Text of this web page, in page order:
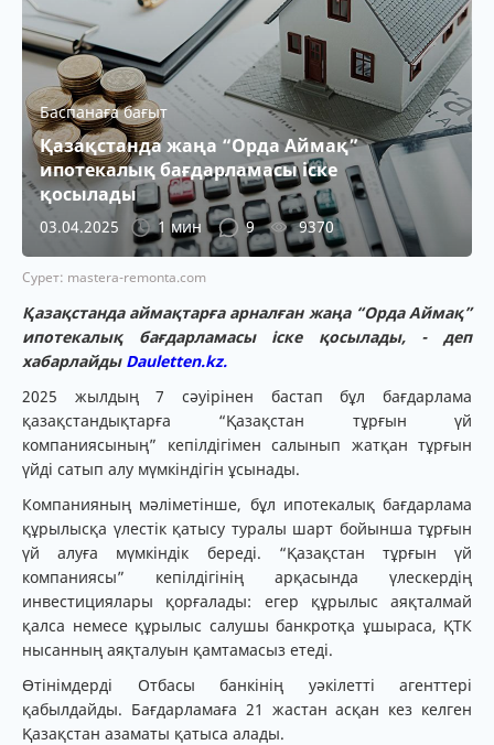
Баспанаға бағыт
Қазақстанда жаңа “Орда Аймақ”
ипотекалық бағдарламасы іске
қосылады
03.04.2025 1 мин 9 9370
Сурет: mastera-remonta.com
Қазақстанда аймақтарға арналған жаңа “Орда Аймақ”
ипотекалық бағдарламасы іске қосылады, - деп
хабарлайды Dauletten.kz.
2025 жылдың 7 сәуірінен бастап бұл бағдарлама
қазақстандықтарға “Қазақстан тұрғын үй
компаниясының” кепілдігімен салынып жатқан тұрғын
үйді сатып алу мүмкіндігін ұсынады.
Компанияның мәліметінше, бұл ипотекалық бағдарлама
құрылысқа үлестік қатысу туралы шарт бойынша тұрғын
үй алуға мүмкіндік береді. “Қазақстан тұрғын үй
компаниясы” кепілдігінің арқасында үлескердің
инвестициялары қорғалады: егер құрылыс аяқталмай
қалса немесе құрылыс салушы банкротқа ұшыраса, ҚТК
нысанның аяқталуын қамтамасыз етеді.
Өтінімдерді Отбасы банкінің уәкілетті агенттері
қабылдайды. Бағдарламаға 21 жастан асқан кез келген
Қазақстан азаматы қатыса алады.